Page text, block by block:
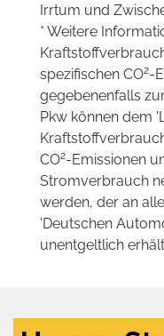
Irrtum und
* Weitere
spezifischen CO2-
gegebenenfalls
Pkw können dem
CO2-Emissionen
Stromverbrauch
werden, der an
'Deutschen
unentgeltlich